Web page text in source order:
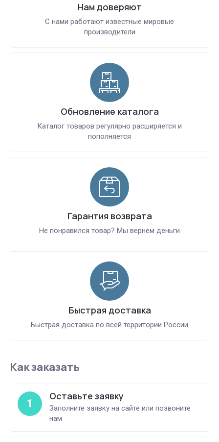
Нам доверяют
С нами работают известные мировые
производители
Обновление каталога
Каталог товаров регулярно расширяется и
пополняется
Гарантия возврата
Не понравился товар? Мы вернем деньги
Быстрая доставка
Быстрая доставка по всей территории России
Как заказать
1
Оставьте заявку
Заполните заявку на сайте или позвоните
нам